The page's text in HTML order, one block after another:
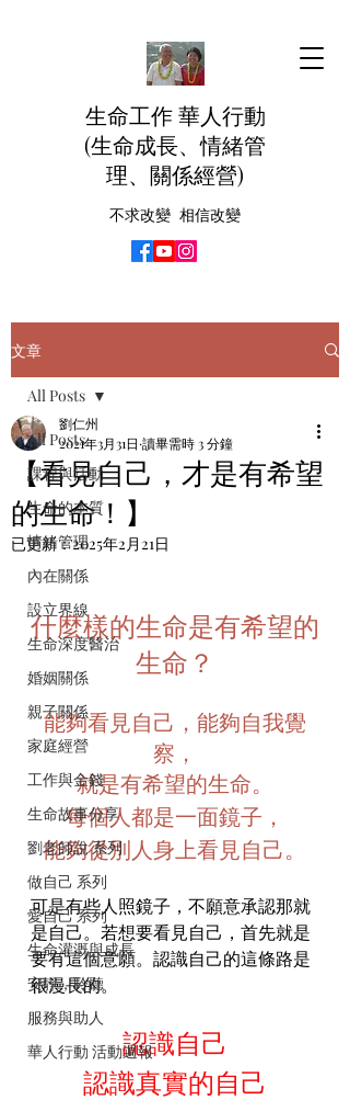
生命工作 華人行動
(生命成長、情緒管
理、關係經營)
不求改變 相信改變
文章
All Posts
課程與活動
生命的本質
情緒管理
內在關係
設立界線
生命深度醫治
婚姻關係
親子關係
家庭經營
工作與金錢
生命故事分享
劉老師說 系列
做自己 系列
愛自己 系列
生命灌溉與成長
安靜，聆聽
服務與助人
華人行動 活動週報
All Posts
【看見自己，才是有希望
的生命！】
劉仁州
2021年3月31日 讀畢需時 3 分鐘
已更新：2025年2月21日
什麼樣的生命是有希望的
生命？
能夠看見自己，能夠自我覺
察，
就是有希望的生命。
每個人都是一面鏡子，
能夠從別人身上看見自己。
可是有些人照鏡子，不願意承認那就
是自己。若想要看見自己，首先就是
要有這個意願。認識自己的這條路是
很漫長的。
認識自己
認識真實的自己